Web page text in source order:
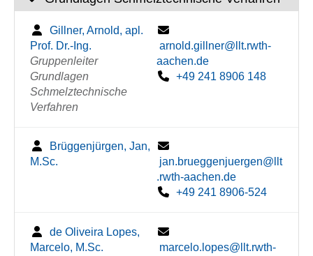
Gillner, Arnold, apl.
Prof. Dr.-Ing.
Gruppenleiter
Grundlagen
Schmelztechnische
Verfahren
arnold.gillner@llt.rwth-
aachen.de
+49 241 8906 148
Brüggenjürgen, Jan,
M.Sc.
jan.brueggenjuergen@llt
.rwth-aachen.de
+49 241 8906-524
de Oliveira Lopes,
Marcelo, M.Sc.
marcelo.lopes@llt.rwth-